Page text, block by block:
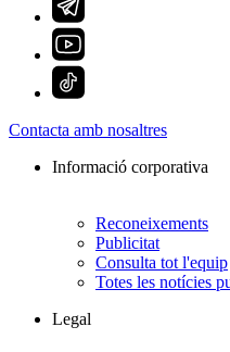
Contacta amb nosaltres
Informació corporativa
Reconeixements
Publicitat
Consulta tot l'equip
Totes les notícies
Legal